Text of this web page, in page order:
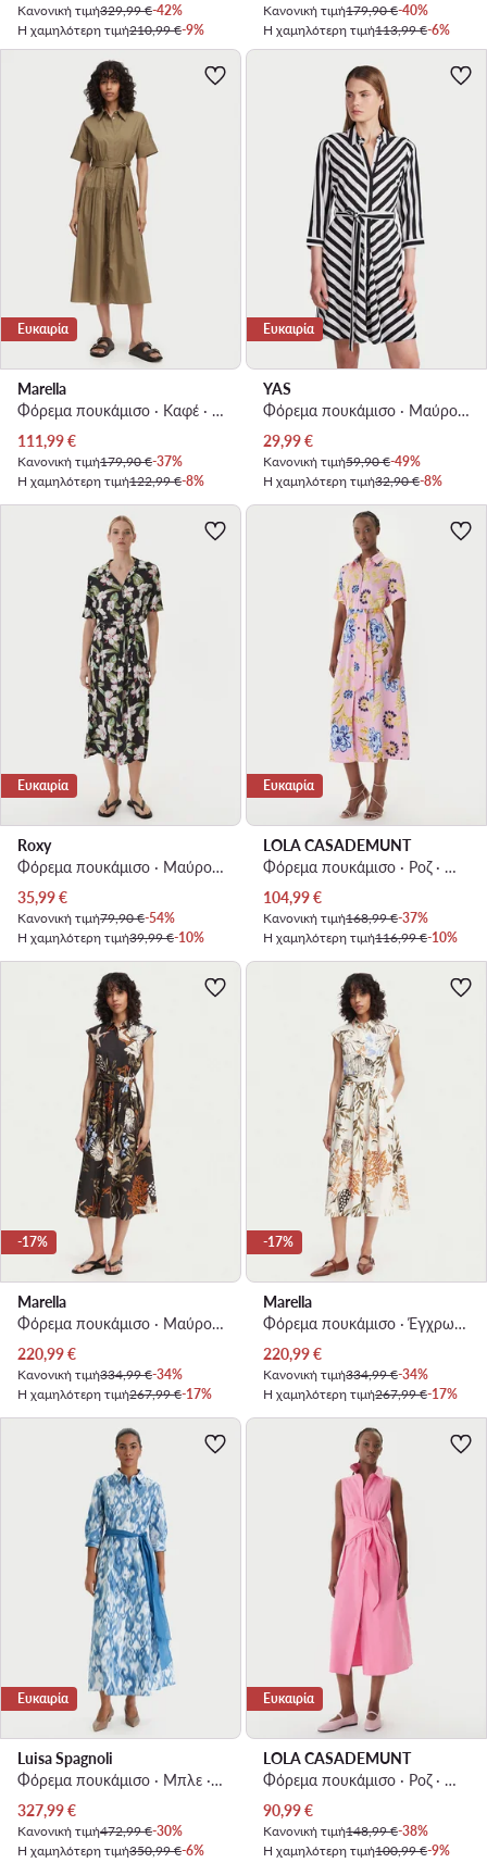
Κανονική τιμή329,99 €-42%
Η χαμηλότερη τιμή210,99 €-9%
Κανονική τιμή179,90 €-40%
Η χαμηλότερη τιμή113,99 €-6%
Ευκαιρία
Marella
Φόρεμα πουκάμισο · Καφέ · Midi
Τρέχουσα τιμή
111,99€
Κανονική τιμή179,90 €-37%
Η χαμηλότερη τιμή122,99 €-8%
Ευκαιρία
YAS
Φόρεμα πουκάμισο · Μαύρο · Mini
Τρέχουσα τιμή
29,99€
Κανονική τιμή59,90 €-49%
Η χαμηλότερη τιμή32,90 €-8%
Ευκαιρία
Roxy
Φόρεμα πουκάμισο · Μαύρο · Midi
Τρέχουσα τιμή
35,99€
Κανονική τιμή79,90 €-54%
Η χαμηλότερη τιμή39,99 €-10%
Ευκαιρία
LOLA CASADEMUNT
Φόρεμα πουκάμισο · Ροζ · Midi
Τρέχουσα τιμή
104,99€
Κανονική τιμή168,99 €-37%
Η χαμηλότερη τιμή116,99 €-10%
-17%
Marella
Φόρεμα πουκάμισο · Μαύρο · Midi
Τρέχουσα τιμή
220,99€
Κανονική τιμή334,99 €-34%
Η χαμηλότερη τιμή267,99 €-17%
-17%
Marella
Φόρεμα πουκάμισο · Έγχρωμο · Midi
Τρέχουσα τιμή
220,99€
Κανονική τιμή334,99 €-34%
Η χαμηλότερη τιμή267,99 €-17%
Ευκαιρία
Luisa Spagnoli
Φόρεμα πουκάμισο · Μπλε · Midi
Τρέχουσα τιμή
327,99€
Κανονική τιμή472,99 €-30%
Η χαμηλότερη τιμή350,99 €-6%
Ευκαιρία
LOLA CASADEMUNT
Φόρεμα πουκάμισο · Ροζ · Midi
Τρέχουσα τιμή
90,99€
Κανονική τιμή148,99 €-38%
Η χαμηλότερη τιμή100,99 €-9%